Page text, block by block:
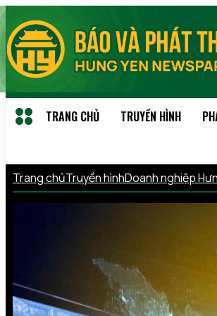
TRANG CHỦ TRUYỀN HÌNH
Trang chủTruyền hìnhDoanh nghiệp